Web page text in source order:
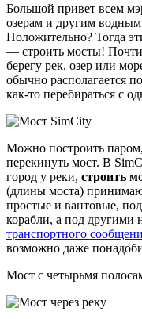
Большой привет всем
озерам и другим
Положительно? Тогда
— строить мосты! Почти
берегу рек, озер или
обычно располагается
как-то перебираться с
Можно построить
перекинуть мост. В
город у реки, строить
(длины моста)
простые и вантовые,
корабли, а под другими
транспортного
возможно даже
Мост с четырьмя